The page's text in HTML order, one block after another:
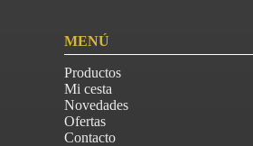
MENÚ
Productos
Mi cesta
Novedades
Ofertas
Contacto